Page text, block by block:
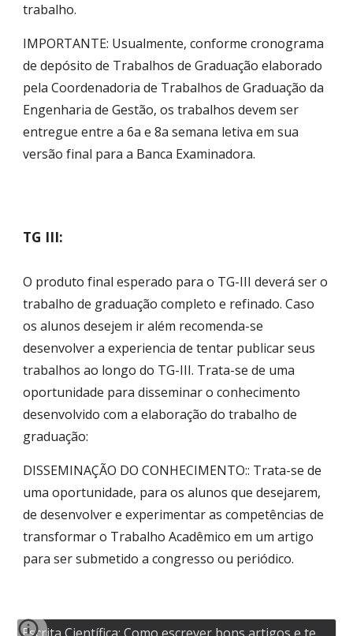
trabalho.
IMPORTANTE: Usualmente, conforme cronograma
de depósito de Trabalhos de Graduação elaborado
pela Coordenadoria de Trabalhos de Graduação da
Engenharia de Gestão, os trabalhos devem ser
entregue entre a 6a e 8a semana letiva em sua
versão final para a Banca Examinadora.
TG III:
O produto final esperado para o TG-III deverá ser o
trabalho de graduação completo e refinado. Caso
os alunos desejem ir além recomenda-se
desenvolver a experiencia de tentar publicar seus
trabalhos ao longo do TG-III. Trata-se de uma
oportunidade para disseminar o conhecimento
desenvolvido com a elaboração do trabalho de
graduação:
DISSEMINAÇÃO DO CONHECIMENTO:: Trata-se de
uma oportunidade, para os alunos que desejarem,
de desenvolver e experimentar as competências de
transformar o Trabalho Acadêmico em um artigo
para ser submetido a congresso ou periódico.